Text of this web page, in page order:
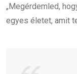
„Megérdemled,
egyes életet, amit